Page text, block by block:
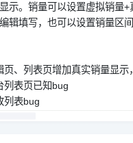
示。销量可以设置虚拟销量+
辑填写，也可以设置销量区
、列表页增加真实销量显示，
列表页已知bug
列表bug